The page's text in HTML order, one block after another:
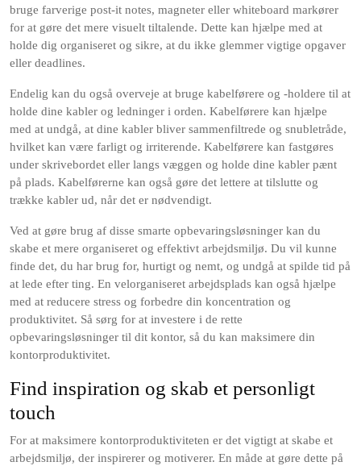
bruge farverige post-it notes, magneter eller whiteboard markører
for at gøre det mere visuelt tiltalende. Dette kan hjælpe med at
holde dig organiseret og sikre, at du ikke glemmer vigtige opgaver
eller deadlines.
Endelig kan du også overveje at bruge kabelførere og -holdere til at
holde dine kabler og ledninger i orden. Kabelførere kan hjælpe
med at undgå, at dine kabler bliver sammenfiltrede og snubletråde,
hvilket kan være farligt og irriterende. Kabelførere kan fastgøres
under skrivebordet eller langs væggen og holde dine kabler pænt
på plads. Kabelførerne kan også gøre det lettere at tilslutte og
trække kabler ud, når det er nødvendigt.
Ved at gøre brug af disse smarte opbevaringsløsninger kan du
skabe et mere organiseret og effektivt arbejdsmiljø. Du vil kunne
finde det, du har brug for, hurtigt og nemt, og undgå at spilde tid på
at lede efter ting. En velorganiseret arbejdsplads kan også hjælpe
med at reducere stress og forbedre din koncentration og
produktivitet. Så sørg for at investere i de rette
opbevaringsløsninger til dit kontor, så du kan maksimere din
kontorproduktivitet.
Find inspiration og skab et personligt
touch
For at maksimere kontorproduktiviteten er det vigtigt at skabe et
arbejdsmiljø, der inspirerer og motiverer. En måde at gøre dette på